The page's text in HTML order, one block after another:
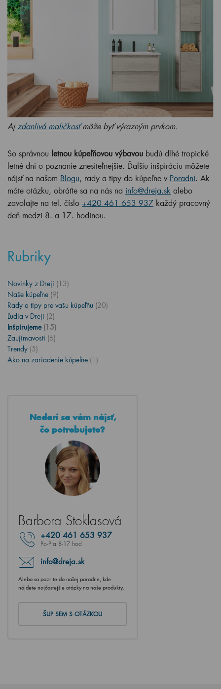
Ajzdanlivá maličkosťmôže byť výrazným prvkom.
So správnou letnou kúpeľňovou výbavou budú dlhé tropické
letné dni o poznanie znesiteľnejšie. Ďalšiu inšpiráciu môžete
nájsť na našom Blogu, rady a tipy do kúpeľne v Poradni. Ak
máte otázku, obráťte sa na nás na info@dreja.sk alebo
zavolajte na tel. číslo +420 461 653 937 každý pracovný
deň medzi 8. a 17. hodinou.
Rubriky
Novinky z Dreji (13)
Naše kúpeľne (9)
Rady a tipy pre vašu kúpeľňu (20)
Ľudia v Dreji (2)
Inšpirujeme (15)
Zaujímavosti (6)
Trendy (5)
Ako na zariadenie kúpeľne (1)
Nedarí sa vám nájsť,
čo potrebujete?
Barbora Stoklasová
+420 461 653 937
Po-Pia 8-17 hod
info@dreja.sk
Alebo sa pozrite do našej poradne, kde
nájdete najčastejšie otázky na naše produkty.
ŠUP SEM S OTÁZKOU